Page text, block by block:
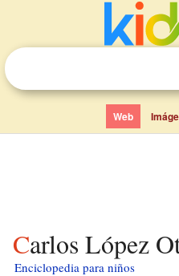
Web
Carlos López
Enciclopedia para niños